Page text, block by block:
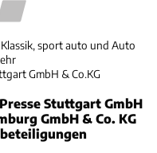
sport auto und Auto
GmbH & Co.KG
Stuttgart GmbH
GmbH & Co. KG